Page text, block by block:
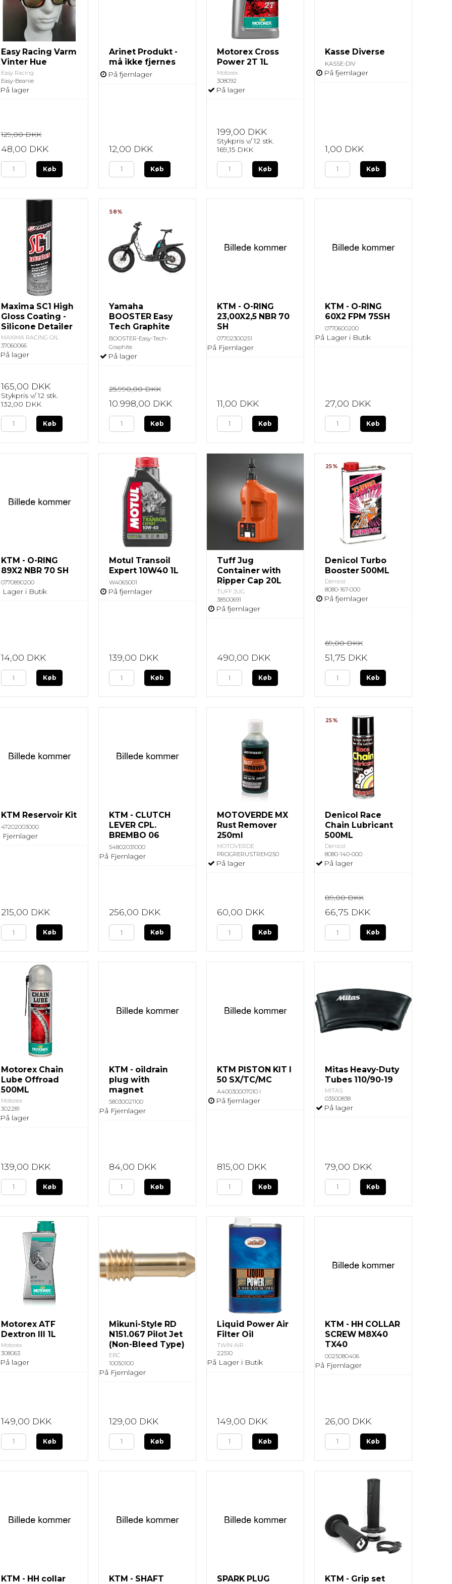
Drivetrain
Stel
Speedbox
Easy Racing Varm
Vinter Hue
Easy Racing
Easy-Beanie
På lager
129,00 DKK
48,00 DKK
Køb
Arinet Produkt -
må ikke fjernes
På fjernlager
12,00 DKK
Køb
Motorex Cross
Power 2T 1L
Motorex
308092
På lager
199,00 DKK
Stykpris v/ 12 stk.
169,15 DKK
Køb
Kasse Diverse
KASSE-DIV
På fjernlager
1,00 DKK
Køb
Maxima SC1 High
Gloss Coating -
Silicone Detailer
MAXIMA RACING OIL
37060066
På lager
165,00 DKK
Stykpris v/ 12 stk.
132,00 DKK
Køb
58%
Yamaha
BOOSTER Easy
Tech Graphite
BOOSTER-Easy-Tech-
Graphite
På lager
25.990,00 DKK
10.998,00 DKK
Køb
KTM - O-RING
23,00X2,5 NBR 70
SH
07702300251
På Fjernlager
11,00 DKK
Køb
KTM - O-RING
60X2 FPM 75SH
0770600200
På Lager i Butik
27,00 DKK
Køb
KTM - O-RING
89X2 NBR 70 SH
0770890200
Lager i Butik
14,00 DKK
Køb
Motul Transoil
Expert 10W40 1L
W4065001
På fjernlager
139,00 DKK
Køb
Tuff Jug
Container with
Ripper Cap 20L
TUFF JUG
38500691
På fjernlager
490,00 DKK
Køb
25%
Denicol Turbo
Booster 500ML
Denicol
8080-167-000
På fjernlager
69,00 DKK
51,75 DKK
Køb
KTM Reservoir Kit
47202003000
Fjernlager
215,00 DKK
Køb
KTM - CLUTCH
LEVER CPL.
BREMBO 06
54802031000
På Fjernlager
256,00 DKK
Køb
MOTOVERDE MX
Rust Remover
250ml
MOTOVERDE
PROGRERUSTREM250
På lager
60,00 DKK
Køb
25%
Denicol Race
Chain Lubricant
500ML
Denicol
8080-140-000
På lager
89,00 DKK
66,75 DKK
Køb
Motorex Chain
Lube Offroad
500ML
Motorex
302281
På lager
139,00 DKK
Køb
KTM - oildrain
plug with
magnet
58030021100
På Fjernlager
84,00 DKK
Køb
KTM PISTON KIT I
50 SX/TC/MC
A40030007010 I
På fjernlager
815,00 DKK
Køb
Mitas Heavy-Duty
Tubes 110/90-19
MITAS
03500838
På lager
79,00 DKK
Køb
Motorex ATF
Dextron III 1L
Motorex
308063
På lager
149,00 DKK
Køb
Mikuni-Style RD
N151.067 Pilot Jet
(Non-Bleed Type)
EBC
10050100
På Fjernlager
129,00 DKK
Køb
Liquid Power Air
Filter Oil
TWIN AIR
22510
På Lager i Butik
149,00 DKK
Køb
KTM - HH COLLAR
SCREW M8X40
TX40
0025080406
På Fjernlager
26,00 DKK
Køb
KTM - HH collar
KTM - SHAFT
SPARK PLUG
KTM - Grip set